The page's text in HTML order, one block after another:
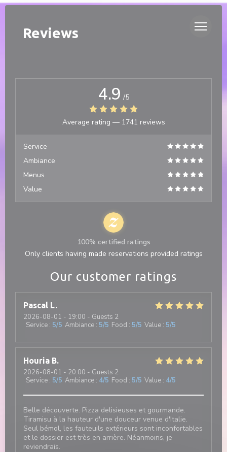
Personalizing your cookie choices
DUETTO
Reviews
Our customer ratings
Pascal L
2026-08-01 - 19:00 - Guests 2
Service : 5/5 Ambiance : 5/5 Food : 5/5 Value : 5/5
Houria B
2026-08-01 - 20:00 - Guests 2
Service : 5/5 Ambiance : 4/5 Food : 5/5 Value : 4/5
Belle découverte. Pizza delisieuses et gourmande.
Tiramisu à la hauteur d'une douceur venue d'Italie.
Seul bémol, les fauteuils extérieurs sont inconfortables
et le dossier est très en arrière. Néanmoins, je
reviendrais.
4.9 /5
Average rating — 1741 reviews
Service
Ambiance
Menus
Value
100% certified ratings
Only clients having made reservations provided ratings